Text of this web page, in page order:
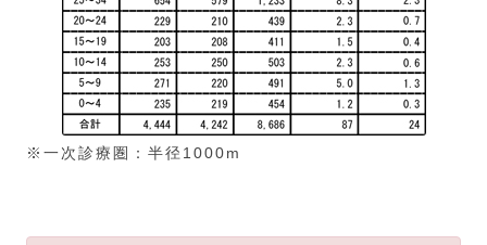
※一次診療圏：半径1000m